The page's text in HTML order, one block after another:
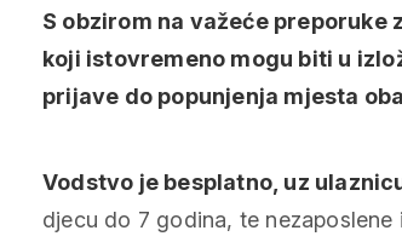
S obzirom na važeće preporuke
koji istovremeno mogu biti u
prijave do popunjenja mjesta
Vodstvo je besplatno, uz
djecu do 7 godina, te